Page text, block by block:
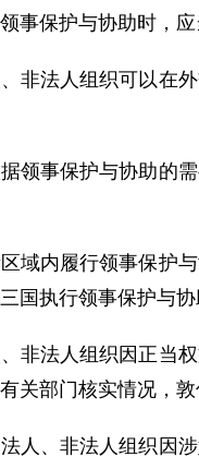
事保护与协助时，
法人组织可以在
领事保护与协助的
内履行领事保护
国执行领事保护与协
法人组织因正当
关部门核实情况，
、非法人组织因